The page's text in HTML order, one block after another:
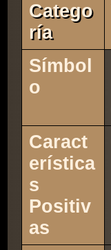
Catego
Ría
Símbol
o
Caract
erística
s
Positiv
as